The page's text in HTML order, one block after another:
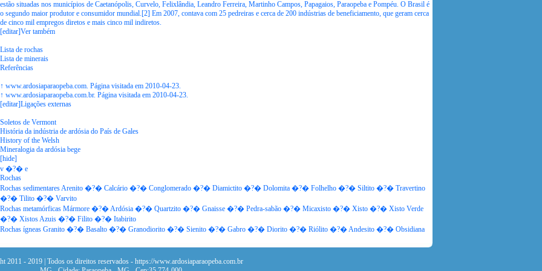
estão situadas nos municípios de Caetanópolis, Curvelo, Felixlândia, Leandro Ferreira, Martinho Campos, Papagaios, Paraopeba e Pompéu. O Brasil é
o segundo maior produtor e consumidor mundial.[2] Em 2007, contava com 25 pedreiras e cerca de 200 indústrias de beneficiamento, que geram cerca
de cinco mil empregos diretos e mais cinco mil indiretos.
[editar]Ver também
Lista de rochas
Lista de minerais
Referências
↑ www.ardosiaparaopeba.com. Página visitada em 2010-04-23.
↑ www.ardosiaparaopeba.com.br. Página visitada em 2010-04-23.
[editar]Ligações externas
Soletos de Vermont
História da indústria de ardósia do País de Gales
History of the Welsh
Mineralogia da ardósia bege
[hide]
v �?� e
Rochas
Rochas sedimentares Arenito �?� Calcário �?� Conglomerado �?� Diamictito �?� Dolomita �?� Folhelho �?� Siltito �?� Travertino
�?� Tilito �?� Varvito
Rochas metamórficas Mármore �?� Ardósia �?� Quartzito �?� Gnaisse �?� Pedra-sabão �?� Micaxisto �?� Xisto �?� Xisto Verde
�?� Xistos Azuis �?� Filito �?� Itabirito
Rochas ígneas Granito �?� Basalto �?� Granodiorito �?� Sienito �?� Gabro �?� Diorito �?� Riólito �?� Andesito �?� Obsidiana
2011 - 2019 | Todos os direitos reservados - https://www.ardosiaparaopeba.com.br